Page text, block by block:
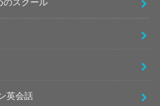
のスクール
英会話